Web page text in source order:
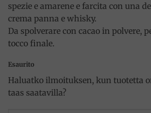
spezie e amarene e farcita con una
crema panna e whisky.
Da spolverare con cacao in polvere,
tocco finale.
Esaurito
Haluatko ilmoituksen, kun tuotetta
taas saatavilla?